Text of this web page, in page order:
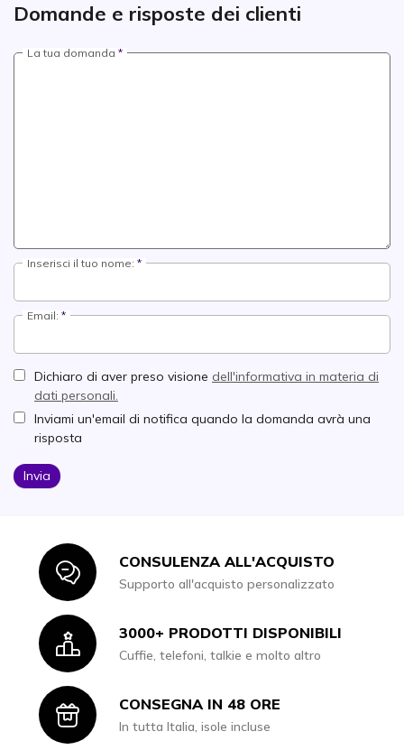
Domande e risposte dei clienti
La tua domanda
Inserisci il tuo nome:
Email:
Dichiaro di aver preso visione dell'informativa in materia di
dati personali.
Inviami un'email di notifica quando la domanda avrà una
risposta
Invia
IconCONSULENZA ALL'ACQUISTO
Supporto all'acquisto personalizzato
Icon3000+ PRODOTTI DISPONIBILI
Cuffie, telefoni, talkie e molto altro
IconCONSEGNA IN 48 ORE
In tutta Italia, isole incluse